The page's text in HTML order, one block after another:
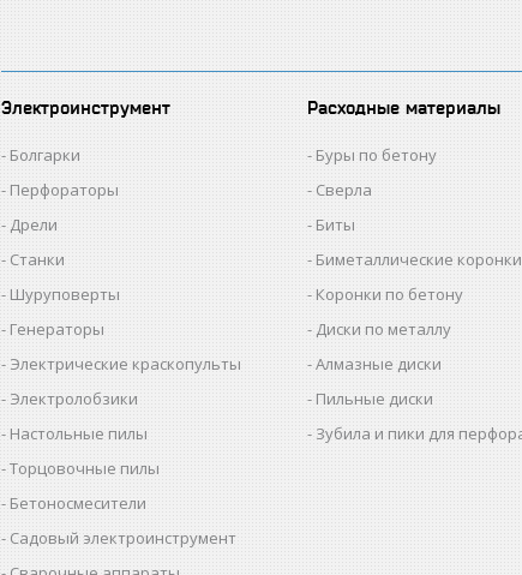
Электроинструмент
Болгарки
Перфораторы
Дрели
Станки
Шуруповерты
Генераторы
Электрические краскопульты
Электролобзики
Настольные пилы
Торцовочные пилы
Бетоносмесители
Садовый электроинструмент
Расходные материалы
Буры по бетону
Сверла
Биты
Биметаллические коронки
Коронки по бетону
Диски по металлу
Алмазные диски
Пильные диски
Зубила и пики для